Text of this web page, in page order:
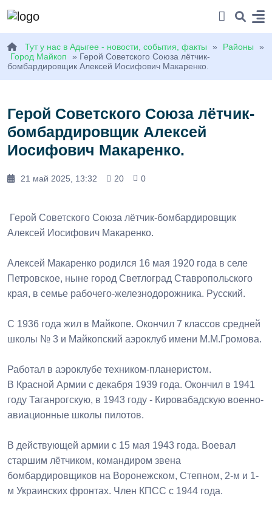
Тут у нас в Адыгее - новости, события, факты » Районы
»
Город Майкоп
» Герой Советского Союза лётчик-
бомбардировщик Алексей Иосифович Макаренко.
Герой Советского Союза лётчик-
бомбардировщик Алексей
Иосифович Макаренко.
21 май 2025, 13:32 20 0
Герой Советского Союза лётчик-бомбардировщик
Алексей Иосифович Макаренко.
Алексей Макаренко родился 16 мая 1920 года в селе
Петровское, ныне город Светлоград Ставропольского
края, в семье рабочего-железнодорожника. Русский.
С 1936 года жил в Майкопе. Окончил 7 классов средней
школы № 3 и Майкопский аэроклуб имени М.М.Громова.
Работал в аэроклубе техником-планеристом.
В Красной Армии с декабря 1939 года. Окончил в 1941
году Таганрогскую, в 1943 году - Кировабадскую военно-
авиационные школы пилотов.
В действующей армии с 15 мая 1943 года. Воевал
старшим лётчиком, командиром звена
бомбардировщиков на Воронежском, Степном, 2-м и 1-
м Украинских фронтах. Член КПСС с 1944 года.